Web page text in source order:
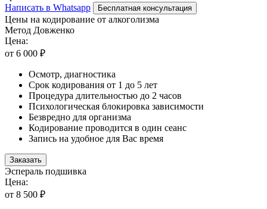
Написать в Whatsapp
Бесплатная консультация
Цены на кодирование от алкоголизма
Метод Довженко
Цена:
от 6 000 ₽
Осмотр, диагностика
Срок кодирования от 1 до 5 лет
Процедура длительностью до 2 часов
Психологическая блокировка зависимости
Безвредно для организма
Кодирование проводится в один сеанс
Запись на удобное для Вас время
Заказать
Эспераль подшивка
Цена:
от 8 500 ₽